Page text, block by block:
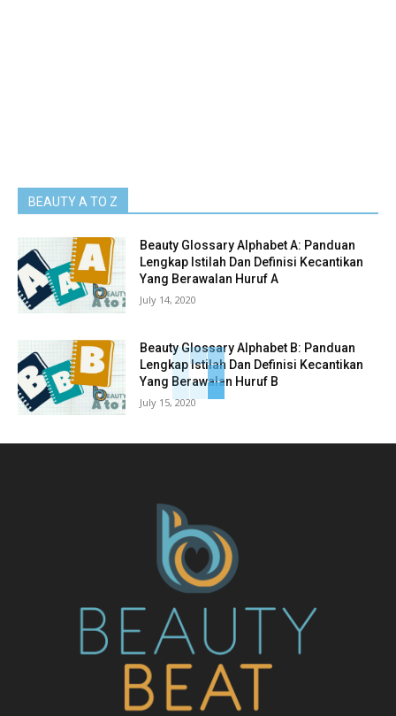
BEAUTY A TO Z
Beauty Glossary Alphabet A: Panduan
Lengkap Istilah Dan Definisi Kecantikan
Yang Berawalan Huruf A
July 14, 2020
Beauty Glossary Alphabet B: Panduan
Lengkap Istilah Dan Definisi Kecantikan
Yang Berawalan Huruf B
July 15, 2020